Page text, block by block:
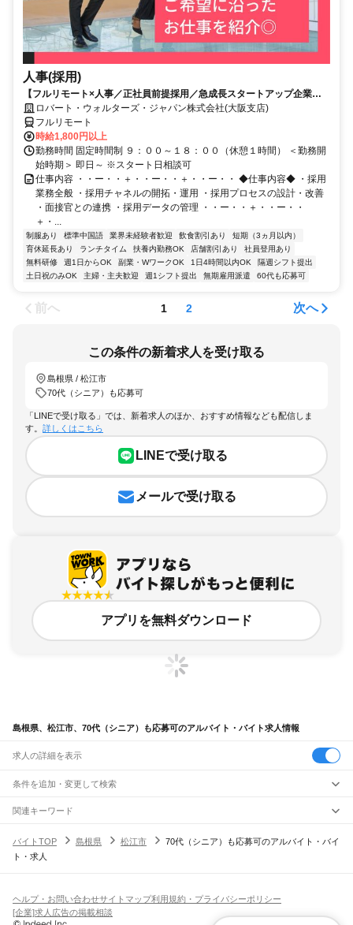
人事(採用)
【フルリモート×人事／正社員前提採用／急成長スタートアップ企業／
英語】Robert Walters
ロバート・ウォルターズ・ジャパン株式会社(大阪支店)
フルリモート
時給1,800円以上
勤務時間 固定時間制 ９：００～１８：００（休憩１時間） ＜勤務開
始時期＞ 即日～ ※スタート日相談可
仕事内容 ・・ー・・＋・・ー・・＋・・ー・・ ◆仕事内容◆ ・採用
業務全般 ・採用チャネルの開拓・運用 ・採用プロセスの設計・改善
・面接官との連携 ・採用データの管理 ・・ー・・＋・・ー・・
＋・...
制服あり 標準中国語 業界未経験者歓迎 飲食割引あり
短期（3ヵ月以内）
育休延長あり
ランチタイム 扶養内勤務OK 店舗割引あり
社員登用あり
無料研修
週1日からOK 副業・WワークOK 1日4時間以内OK
隔週シフト提出
土日祝のみOK
主婦・主夫歓迎 週1シフト提出 無期雇用派遣 60代も応募可
前へ 1 2 次へ
この条件の新着求人を受け取る
島根県 / 松江市
70代（シニア）も応募可
「LINEで受け取る」では、新着求人のほか、おすすめ情報なども配信しま
す。 詳しくはこちら
LINEで受け取る
メールで受け取る
アプリを無料ダウンロード
島根県、松江市、70代（シニア）も応募可のアルバイト・バイト求人情報
求人の詳細を表示
条件を追加・変更して検索
市区町村を追加・変更
島根県すべて
松江市
駅を追加・変更
仁万駅馬路駅湯里駅温泉津駅石見福光駅黒松駅浅利駅江津駅都野津駅
波子駅久代駅下府駅浜田駅 三保三隅駅岡見駅鎌手駅
職種を追加・変更
飲食・フードサービスすべて
ホールスタッフキッチンスタッフ
パン屋（ベーカリー）
バー（BAR）・バーテンダー
人気
雇用形態を追加・変更
関連キーワード
静岡県 浜松市 60代（シニア）も応募可 シニア
三重県 四日市市 60代（シニア）も応募可 シニア
バイトTOP 島根県 松江市
70代（シニア）も応募可のアルバイト・バイ
ト・求人
ヘルプ・お問い合わせサイトマップ利用規約・プライバシーポリシー
[企業]求人広告の掲載相談